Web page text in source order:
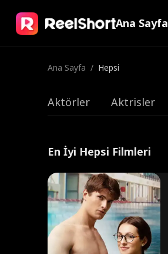
Ana Sayfa
Ana Sayfa / Hepsi
Aktörler Aktrisler
En İyi Hepsi Filmleri